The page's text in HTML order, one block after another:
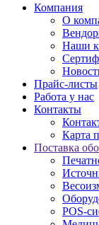
Компания
О
Наши
Прайс-листы
Работа у нас
Контакты
Карта
Поставка
POS-